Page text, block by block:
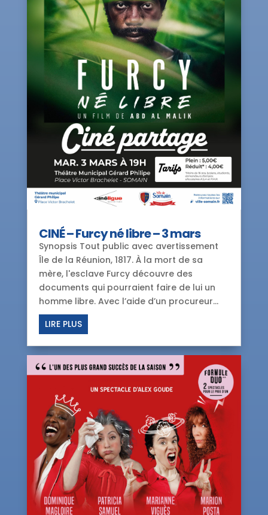
CINÉ – Furcy né libre – 3 mars
Synopsis Tout public avec avertissement
Île de la Réunion, 1817. À la mort de sa
mère, l'esclave Furcy découvre des
documents qui pourraient faire de lui un
homme libre. Avec l’aide d’un procureur...
LIRE PLUS